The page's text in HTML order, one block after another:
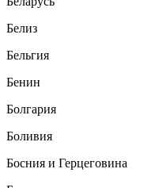
Белиз
Бельгия
Бенин
Болгария
Боливия
Босния и Герцеговина